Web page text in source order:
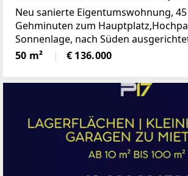
Neu sanierte Eigentumswohnung,
Gehminuten zum
Sonnenlage, nach Süden
Grüne, mangelangt über nur 4 Stufen
Wohnung, Kindergarten,
50 m² € 136.000